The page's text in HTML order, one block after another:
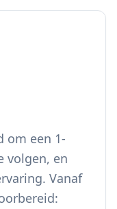
om een 1-
volgen, en
Vanaf